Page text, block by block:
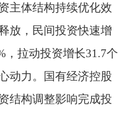
53.5%，其中，
商业营业房销售
售总额降幅收
品零售总额